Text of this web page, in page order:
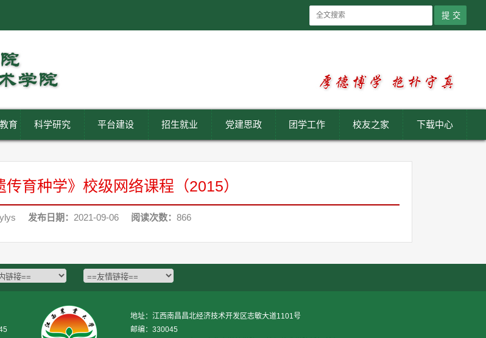
育 科学研究 平台建设 招生就业 党建思政 团学工作 校友之家 下载中心
传育种学》校级网络课程（2015）
ylys 发布日期： 2021-09-06 阅读次数： 866
地址：江西南昌昌北经济技术开发区志敏大道1101号
邮编：330045